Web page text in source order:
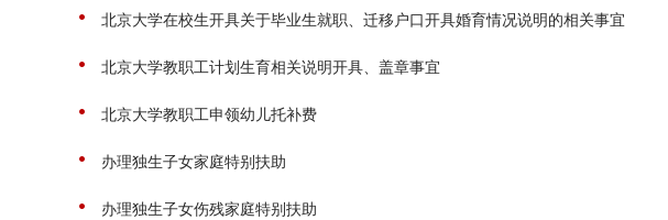
北京大学在校生开具关于毕业生就职、迁移户口开具婚育情况说明的相关事宜
北京大学教职工计划生育相关说明开具、盖章事宜
北京大学教职工申领幼儿托补费
办理独生子女家庭特别扶助
办理独生子女伤残家庭特别扶助